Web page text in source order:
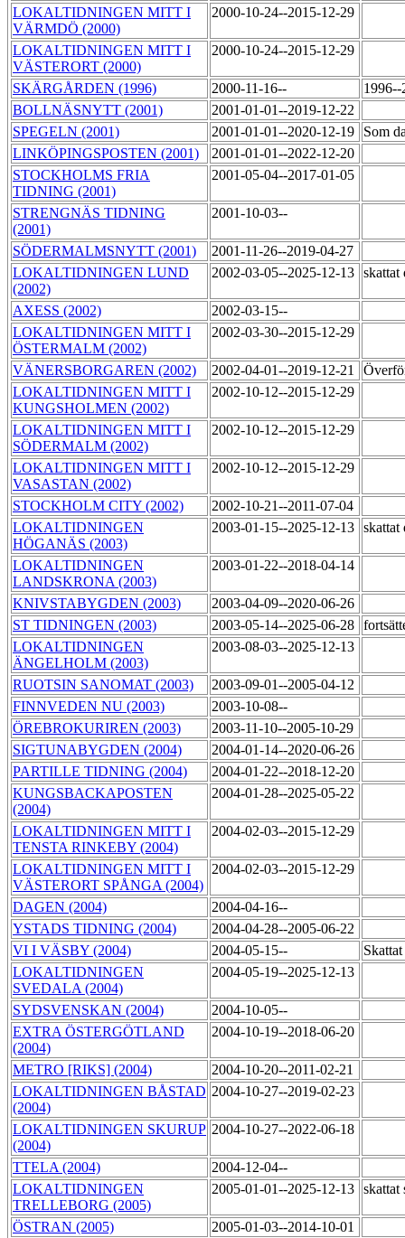
LOKALTIDNINGEN MITT I
VÄRMDÖ (2000)
2000-10-24--2015-12-29
LOKALTIDNINGEN MITT I
VÄSTERORT (2000)
2000-10-24--2015-12-29
SKÄRGÅRDEN (1996) 2000-11-16--
BOLLNÄSNYTT (2001)
2001-01-01--2019-12-22
SPEGELN (2001)
2001-01-01--2020-12-19
Som
LINKÖPINGSPOSTEN (2001)
2001-01-01--2022-12-20
STOCKHOLMS FRIA
TIDNING (2001)
2001-05-04--2017-01-05
STRENGNÄS TIDNING
(2001)
2001-10-03--
SÖDERMALMSNYTT (2001)
2001-11-26--2019-04-27
LOKALTIDNINGEN LUND
(2002)
2002-03-05--2025-12-13
AXESS (2002)
2002-03-15--
LOKALTIDNINGEN MITT I
ÖSTERMALM (2002)
2002-03-30--2015-12-29
VÄNERSBORGAREN (2002) 2002-04-01--2019-12-21
LOKALTIDNINGEN MITT I
KUNGSHOLMEN (2002)
2002-10-12--2015-12-29
LOKALTIDNINGEN MITT I
SÖDERMALM (2002)
2002-10-12--2015-12-29
LOKALTIDNINGEN MITT I
VASASTAN (2002)
2002-10-12--2015-12-29
STOCKHOLM CITY (2002)
2002-10-21--2011-07-04
LOKALTIDNINGEN
HÖGANÄS (2003)
2003-01-15--2025-12-13
LOKALTIDNINGEN
LANDSKRONA (2003)
2003-01-22--2018-04-14
KNIVSTABYGDEN (2003)
2003-04-09--2020-06-26
ST TIDNINGEN (2003)
2003-05-14--2025-06-28
LOKALTIDNINGEN
ÄNGELHOLM (2003)
2003-08-03--2025-12-13
RUOTSIN SANOMAT (2003)
2003-09-01--2005-04-12
FINNVEDEN NU (2003)
2003-10-08--
ÖREBROKURIREN (2003)
2003-11-10--2005-10-29
SIGTUNABYGDEN (2004)
2004-01-14--2020-06-26
PARTILLE TIDNING (2004)
2004-01-22--2018-12-20
KUNGSBACKAPOSTEN
(2004)
2004-01-28--2025-05-22
LOKALTIDNINGEN MITT I
TENSTA RINKEBY (2004)
2004-02-03--2015-12-29
LOKALTIDNINGEN MITT I
VÄSTERORT SPÅNGA (2004)
2004-02-03--2015-12-29
DAGEN (2004)
2004-04-16--
YSTADS TIDNING (2004)
2004-04-28--2005-06-22
VI I VÄSBY (2004)
2004-05-15--
LOKALTIDNINGEN
SVEDALA (2004)
2004-05-19--2025-12-13
SYDSVENSKAN (2004)
2004-10-05--
EXTRA ÖSTERGÖTLAND
(2004)
2004-10-19--2018-06-20
METRO [RIKS] (2004)
2004-10-20--2011-02-21
LOKALTIDNINGEN BÅSTAD
(2004)
2004-10-27--2019-02-23
LOKALTIDNINGEN SKURUP
(2004)
2004-10-27--2022-06-18
TTELA (2004)
2004-12-04--
LOKALTIDNINGEN
TRELLEBORG (2005)
2005-01-01--2025-12-13 skattat
ÖSTRAN (2005)
2005-01-03--2014-10-01